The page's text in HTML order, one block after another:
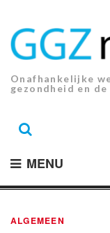
inhoud.
Onafhankelijke
gezondheid en de
MENU
ALGEMEEN